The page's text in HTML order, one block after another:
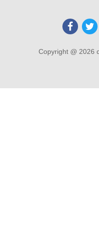
Copyright @ 2026